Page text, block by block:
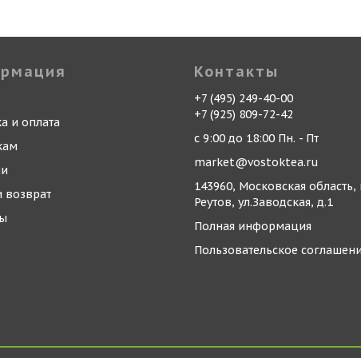
и оплата
Контакты
+7 (495) 249-40-00
+7 (925) 809-72-42
с 9:00 до 18:00 Пн. - Пт
market@vostoktea.ru
143960, Московская область,
Реутов, ул.Заводская, д.1
Полная информация
Пользовательское